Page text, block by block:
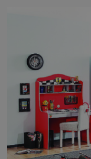
dávných lidí
odborníci